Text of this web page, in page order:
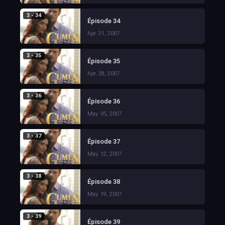
3 - 34
Épisode 34
Apr. 21, 2007
3 - 35
Épisode 35
Apr. 28, 2007
3 - 36
Épisode 36
May. 05, 2007
3 - 37
Épisode 37
May. 12, 2007
3 - 38
Épisode 38
May. 19, 2007
3 - 39
Épisode 39